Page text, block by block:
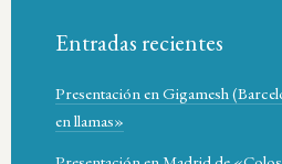
Entradas recientes
Presentación en Gigamesh
en llamas»